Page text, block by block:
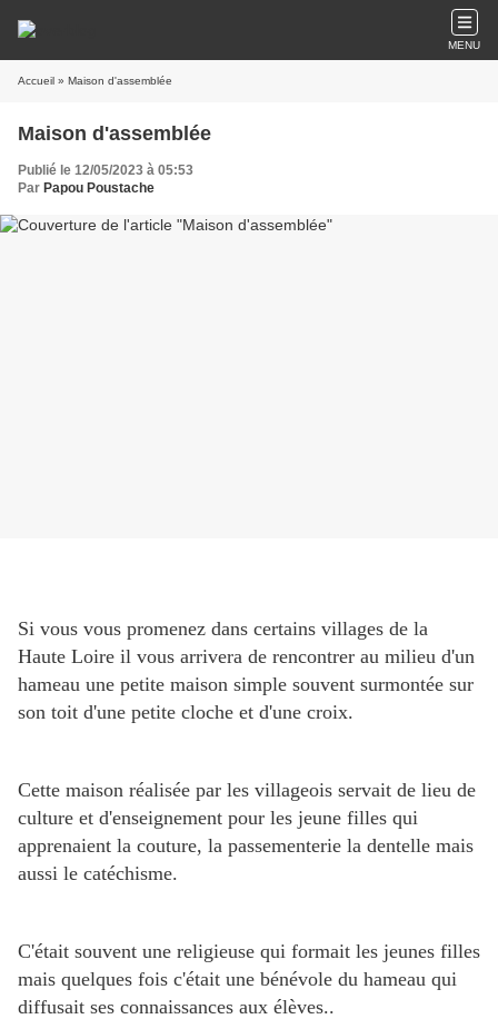
MENU
Accueil » Maison d'assemblée
Maison d'assemblée
Publié le 12/05/2023 à 05:53
Par Papou Poustache
Si vous vous promenez dans certains villages de la
Haute Loire il vous arrivera de rencontrer au milieu d'un
hameau une petite maison simple souvent surmontée sur
son toit d'une petite cloche et d'une croix.
Cette maison réalisée par les villageois servait de lieu de
culture et d'enseignement pour les jeune filles qui
apprenaient la couture, la passementerie la dentelle mais
aussi le catéchisme.
C'était souvent une religieuse qui formait les jeunes filles
mais quelques fois c'était une bénévole du hameau qui
diffusait ses connaissances aux élèves..